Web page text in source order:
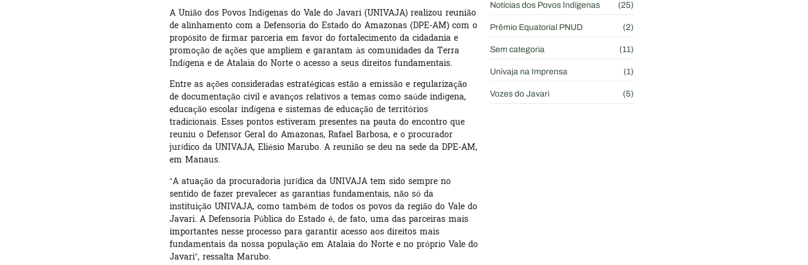
A União dos Povos Indígenas do Vale do Javari (UNIVAJA) realizou reunião
de alinhamento com a Defensoria do Estado do Amazonas (DPE-AM) com o
propósito de firmar parceria em favor do fortalecimento da cidadania e
promoção de ações que ampliem e garantam às comunidades da Terra
Indígena e de Atalaia do Norte o acesso a seus direitos fundamentais.
Entre as ações consideradas estratégicas estão a emissão e regularização
de documentação civil e avanços relativos a temas como saúde indígena,
educação escolar indígena e sistemas de educação de territórios
tradicionais. Esses pontos estiveram presentes na pauta do encontro que
reuniu o Defensor Geral do Amazonas, Rafael Barbosa, e o procurador
jurídico da UNIVAJA, Eliésio Marubo. A reunião se deu na sede da DPE-AM,
em Manaus.
“A atuação da procuradoria jurídica da UNIVAJA tem sido sempre no
sentido de fazer prevalecer as garantias fundamentais, não só da
instituição UNIVAJA, como também de todos os povos da região do Vale do
Javari. A Defensoria Pública do Estado é, de fato, uma das parceiras mais
importantes nesse processo para garantir acesso aos direitos mais
fundamentais da nossa população em Atalaia do Norte e no próprio Vale do
Javari”, ressalta Marubo.
Notícias dos Povos Indígenas (25)
Prêmio Equatorial PNUD (2)
Sem categoria (11)
Univaja na Imprensa (1)
Vozes do Javari (5)